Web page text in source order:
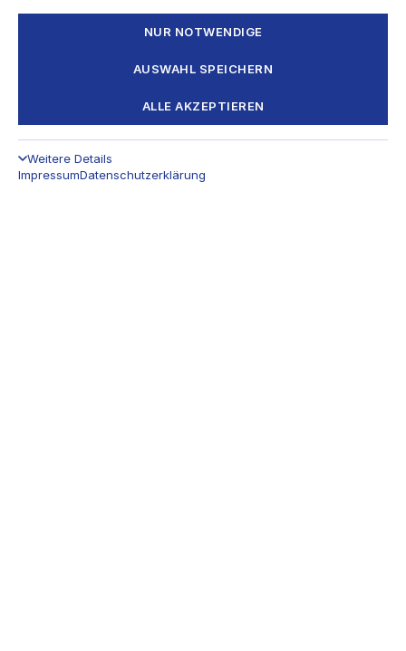
NUR NOTWENDIGE
AUSWAHL SPEICHERN
ALLE AKZEPTIEREN
Weitere Details
ImpressumDatenschutzerklärung